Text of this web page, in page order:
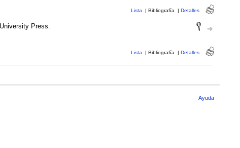
Lista | Bibliografía | Detalles
Press.
Lista | Bibliografía | Detalles
Ayuda